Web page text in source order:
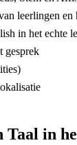
leerlingen en
in het echte
gesprek
in